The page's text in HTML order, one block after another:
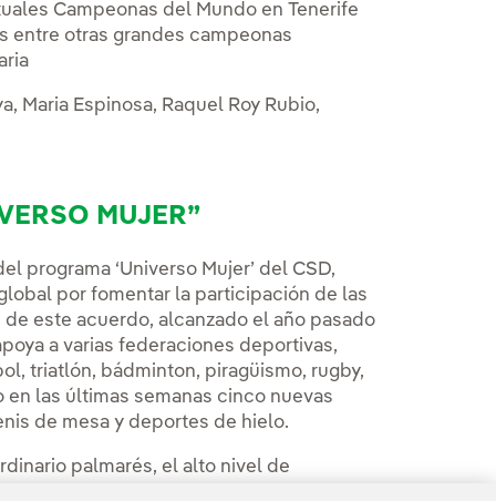
Campeonas del Mundo en Tenerife
entre otras grandes campeonas
Maria Espinosa, Raquel Roy Rubio,
MUJER”
programa ‘Universo Mujer’ del CSD,
por fomentar la participación de las
este acuerdo, alcanzado el año pasado
a varias federaciones deportivas,
triatlón, bádminton, piragüismo, rugby,
en las últimas semanas cinco nuevas
de mesa y deportes de hielo.
palmarés, el alto nivel de